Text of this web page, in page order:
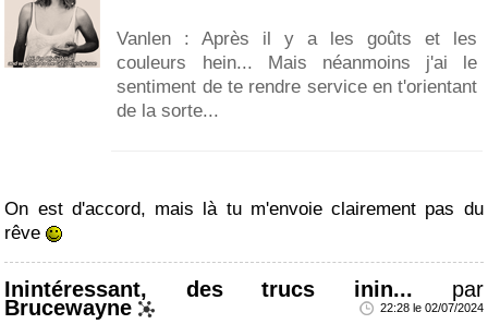
Vanlen : Après il y a les goûts et les
couleurs hein... Mais néanmoins j'ai le
sentiment de te rendre service en t'orientant
de la sorte...
On est d'accord, mais là tu m'envoie clairement pas du
rêve
Inintéressant, des trucs inin... par
Brucewayne 22:28 le 02/07/2024